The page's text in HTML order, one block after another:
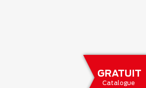
GRATUIT
Catalogue